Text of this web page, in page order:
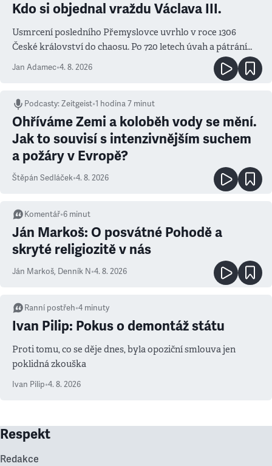
Kdo si objednal vraždu Václava III.
Usmrcení posledního Přemyslovce uvrhlo v roce 1306
České království do chaosu. Po 720 letech úvah a pátrání
známe jména podezřelých
Jan Adamec•4. 8. 2026
Podcasty:Zeitgeist•1 hodina 7 minut
Ohříváme Zemi a koloběh vody se mění.
Jak to souvisí s intenzivnějším suchem
a požáry v Evropě?
Štěpán Sedláček•4. 8. 2026
Komentář•6 minut
Ján Markoš: O posvátné Pohodě a
skryté religiozitě v nás
Ján Markoš, Denník N•4. 8. 2026
Ranní postřeh•4 minuty
Ivan Pilip: Pokus o demontáž státu
Proti tomu, co se děje dnes, byla opoziční smlouva jen
poklidná zkouška
Ivan Pilip•4. 8. 2026
Respekt
Redakce